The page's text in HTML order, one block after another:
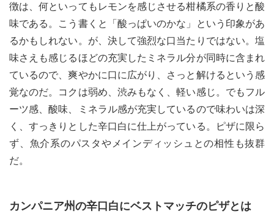
ノミスタイル] 公式twitterペ
エノミスタイル] 公式facebookペ
style[イエノミスタイル] 公式
徴は、何といってもレモンを感じさせる柑橘系の香りと酸
味である。こう書くと「酸っぱいのかな」という印象があ
るかもしれない。が、決して強烈な口当たりではない。塩
味さえも感じるほどの充実したミネラル分が同時に含まれ
ているので、爽やかに口に広がり、さっと解けるという感
覚なのだ。コクは弱め、渋みもなく、軽い感じ。でもフル
ーツ感、酸味、ミネラル感が充実しているので味わいは深
く、すっきりとした辛口白に仕上がっている。ピザに限ら
ず、魚介系のパスタやメインディッシュとの相性も抜群
だ。
カンパニア州の辛口白にベストマッチのピザとは